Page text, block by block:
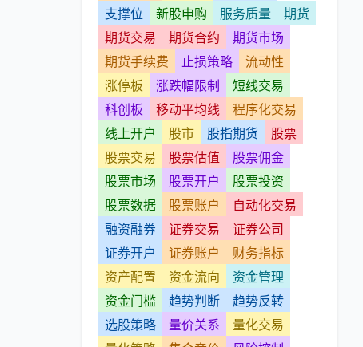
支撑位
新股申购 服务质量
期货
期货交易
期货合约
期货市场
期货手续费
止损策略
流动性
涨停板
涨跌幅限制
短线交易
科创板
移动平均线
程序化交易
线上开户
股市 股指期货
股票
股票交易
股票估值
股票佣金
股票市场
股票开户
股票投资
股票数据
股票账户
自动化交易
融资融券
证券交易
证券公司
证券开户
证券账户
财务指标
资产配置
资金流向
资金管理
资金门槛
趋势判断
趋势反转
选股策略
量价关系
量化交易